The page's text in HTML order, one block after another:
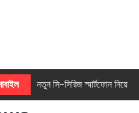
নতুন সি-সিরিজ স্মার্টফোন নিয়ে আসছে রিয়েলমি